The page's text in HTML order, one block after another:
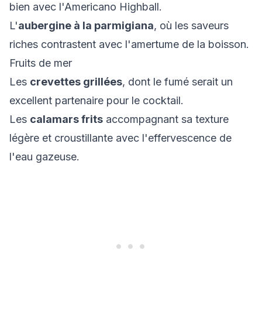
bien avec l'Americano Highball.
L'aubergine à la parmigiana, où les saveurs
riches contrastent avec l'amertume de la boisson.
Fruits de mer
Les crevettes grillées, dont le fumé serait un
excellent partenaire pour le cocktail.
Les calamars frits accompagnant sa texture
légère et croustillante avec l'effervescence de
l'eau gazeuse.